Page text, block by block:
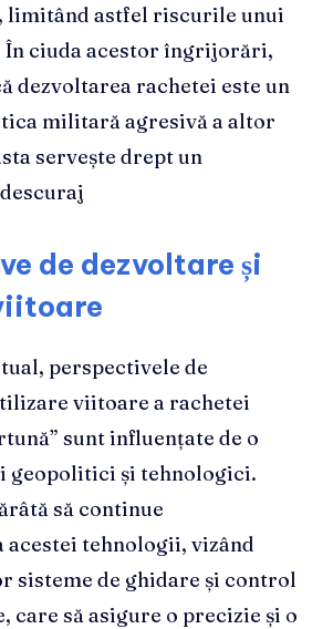
limitând astfel riscurile unui
ciuda acestor îngrijorări,
dezvoltarea rachetei este un
militară agresivă a altor
servește drept un
de dezvoltare și
perspectivele de
viitoare a rachetei
sunt influențate de o
geopolitici și tehnologici.
să continue
tehnologii, vizând
sisteme de ghidare și control
care să asigure o precizie și o